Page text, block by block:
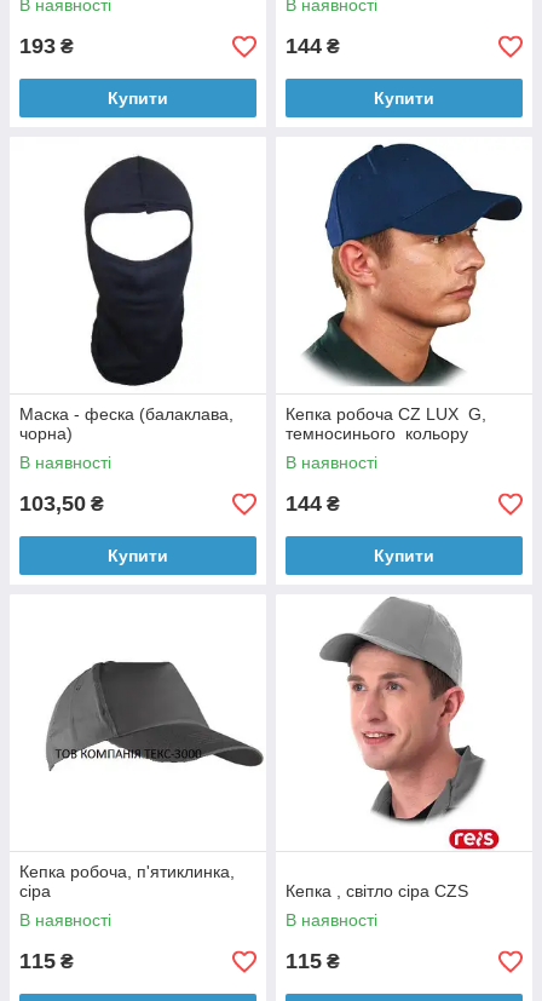
В наявності
193 ₴
Купити
В наявності
144 ₴
Купити
Маска - феска (балаклава,
чорна)
В наявності
103,50 ₴
Купити
Кепка робоча CZ LUX G,
темносинього кольору
В наявності
144 ₴
Купити
Кепка робоча, п'ятиклинка,
сіра
В наявності
115 ₴
Кепка , світло сіра CZS
В наявності
115 ₴